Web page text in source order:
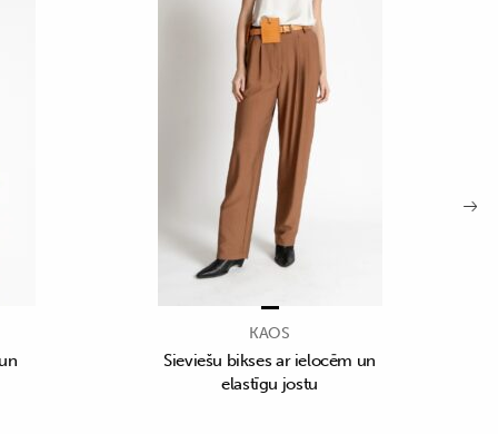
KAOS
Sieviešu bikses ar ielocēm un
elastīgu jostu